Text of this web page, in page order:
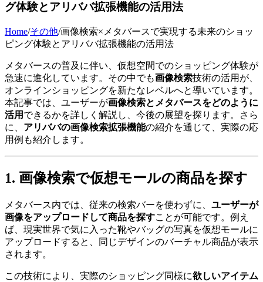
グ体験とアリババ拡張機能の活用法
Home/その他/画像検索×メタバースで実現する未来のショッ
ピング体験とアリババ拡張機能の活用法
メタバースの普及に伴い、仮想空間でのショッピング体験が
急速に進化しています。その中でも画像検索技術の活用が、
オンラインショッピングを新たなレベルへと導いています。
本記事では、ユーザーが画像検索とメタバースをどのように
活用 できるかを詳しく解説し、今後の展望を探ります。さら
に、 アリババの画像検索拡張機能の紹介を通じて、実際の応
用例も紹介します。
1. 画像検索で仮想モールの商品を探す
メタバース内では、従来の検索バーを使わずに、 ユーザーが
画像をアップロードして商品を探すことが可能です。例え
ば、現実世界で気に入った靴やバッグの写真を仮想モールに
アップロードすると、同じデザインのバーチャル商品が表示
されます。
この技術により、実際のショッピング同様に欲しいアイテム